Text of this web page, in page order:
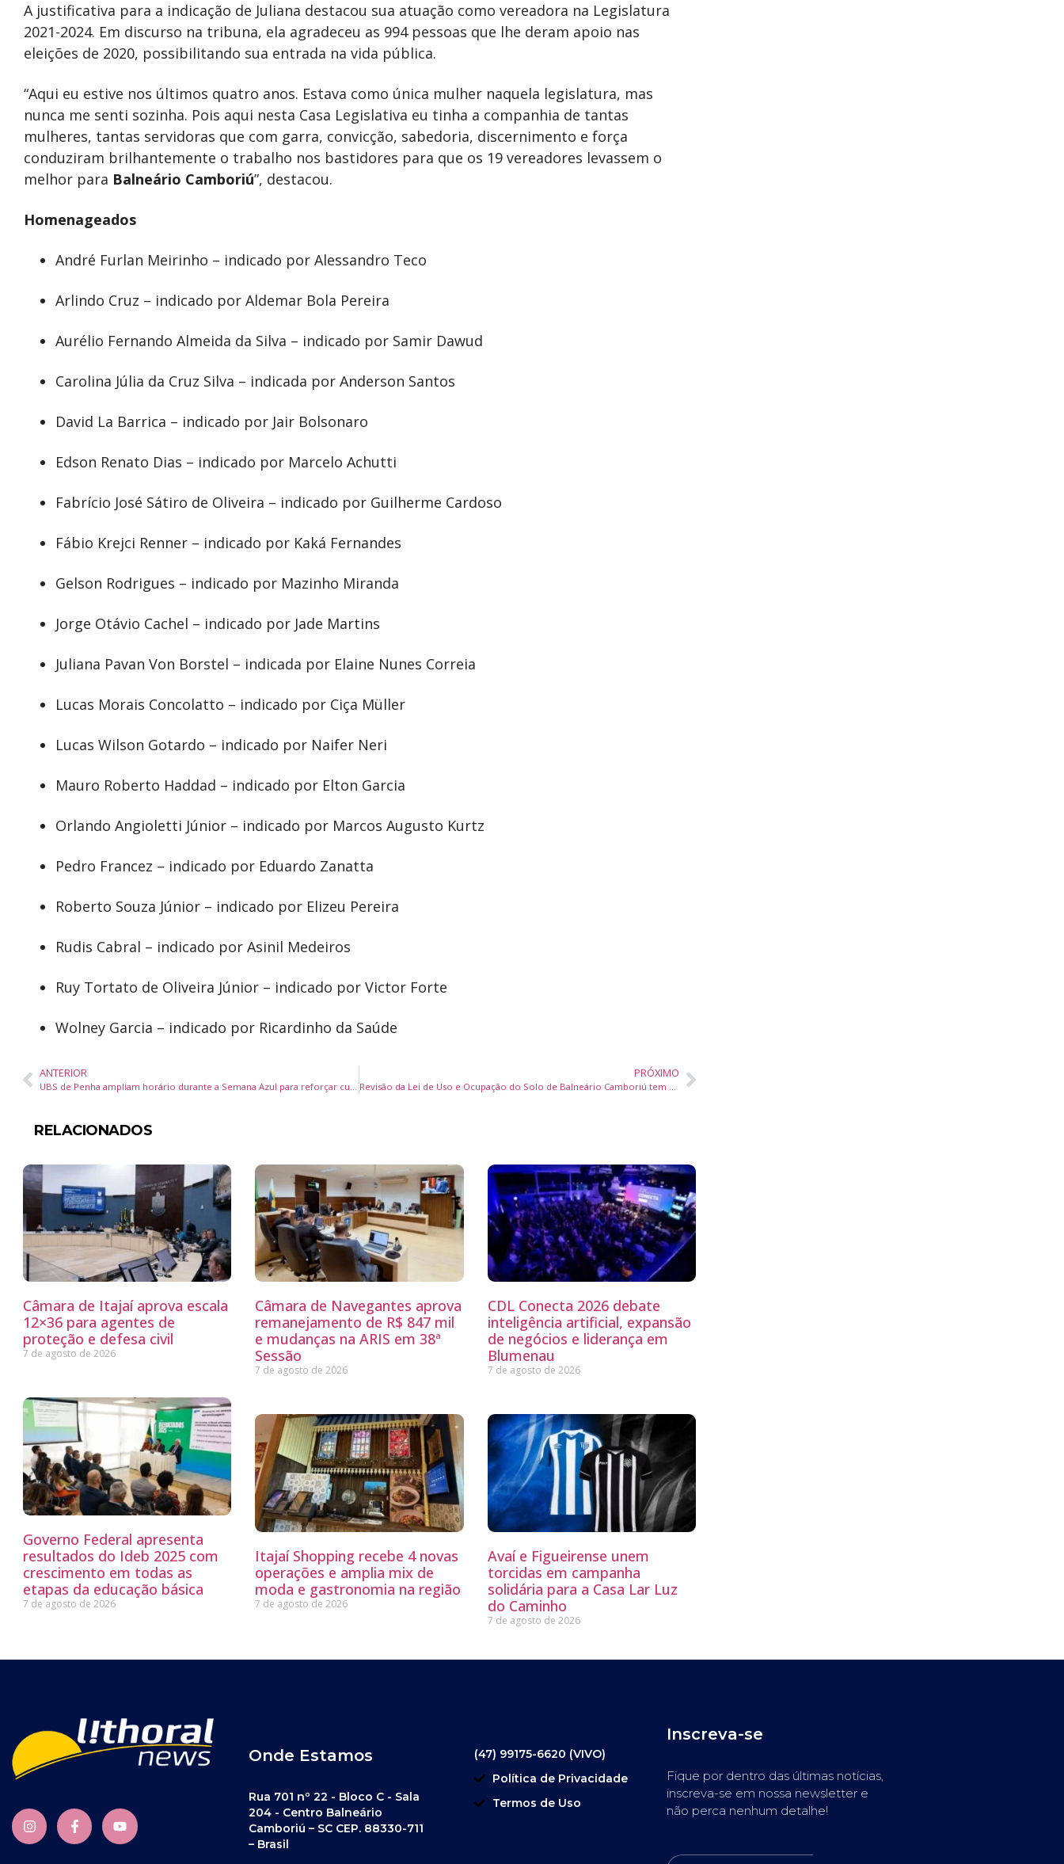
A justificativa para a indicação de Juliana destacou sua atuação como vereadora na Legislatura
2021-2024. Em discurso na tribuna, ela agradeceu as 994 pessoas que lhe deram apoio nas
eleições de 2020, possibilitando sua entrada na vida pública.
“Aqui eu estive nos últimos quatro anos. Estava como única mulher naquela legislatura, mas
nunca me senti sozinha. Pois aqui nesta Casa Legislativa eu tinha a companhia de tantas
mulheres, tantas servidoras que com garra, convicção, sabedoria, discernimento e força
conduziram brilhantemente o trabalho nos bastidores para que os 19 vereadores levassem o
melhor para Balneário Camboriú”, destacou.
Homenageados
André Furlan Meirinho – indicado por Alessandro Teco
Arlindo Cruz – indicado por Aldemar Bola Pereira
Aurélio Fernando Almeida da Silva – indicado por Samir Dawud
Carolina Júlia da Cruz Silva – indicada por Anderson Santos
David La Barrica – indicado por Jair Bolsonaro
Edson Renato Dias – indicado por Marcelo Achutti
Fabrício José Sátiro de Oliveira – indicado por Guilherme Cardoso
Fábio Krejci Renner – indicado por Kaká Fernandes
Gelson Rodrigues – indicado por Mazinho Miranda
Jorge Otávio Cachel – indicado por Jade Martins
Juliana Pavan Von Borstel – indicada por Elaine Nunes Correia
Lucas Morais Concolatto – indicado por Ciça Müller
Lucas Wilson Gotardo – indicado por Naifer Neri
Mauro Roberto Haddad – indicado por Elton Garcia
Orlando Angioletti Júnior – indicado por Marcos Augusto Kurtz
Pedro Francez – indicado por Eduardo Zanatta
Roberto Souza Júnior – indicado por Elizeu Pereira
Rudis Cabral – indicado por Asinil Medeiros
Ruy Tortato de Oliveira Júnior – indicado por Victor Forte
Wolney Garcia – indicado por Ricardinho da Saúde
ANTERIOR
UBS de Penha ampliam horário durante a Semana Azul para reforçar cuidados do Novembro Azul
PRÓXIMO
Revisão da Lei de Uso e Ocupação do Solo de Balneário Camboriú tem nova reunião técnica nesta terça-feira
RELACIONADOS
Câmara de Itajaí aprova escala
12×36 para agentes de
proteção e defesa civil
7 de agosto de 2026
Câmara de Navegantes aprova
remanejamento de R$ 847 mil
e mudanças na ARIS em 38ª
Sessão
7 de agosto de 2026
CDL Conecta 2026 debate
inteligência artificial, expansão
de negócios e liderança em
Blumenau
7 de agosto de 2026
Governo Federal apresenta
resultados do Ideb 2025 com
crescimento em todas as
etapas da educação básica
7 de agosto de 2026
Itajaí Shopping recebe 4 novas
operações e amplia mix de
moda e gastronomia na região
7 de agosto de 2026
Avaí e Figueirense unem
torcidas em campanha
solidária para a Casa Lar Luz
do Caminho
7 de agosto de 2026
Onde Estamos
Rua 701 nº 22 - Bloco C - Sala
204 - Centro Balneário
Camboriú – SC CEP. 88330-711
– Brasil
(47) 99175-6620 (VIVO)
Política de Privacidade
Termos de Uso
Inscreva-se
Fique por dentro das últimas notícias,
inscreva-se em nossa newsletter e
não perca nenhum detalhe!